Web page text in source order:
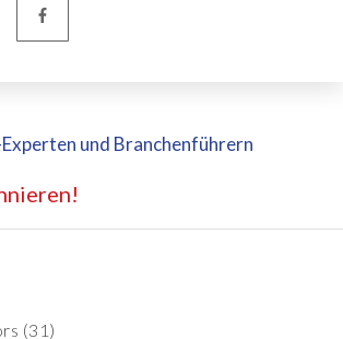
und Branchenführern
(31)